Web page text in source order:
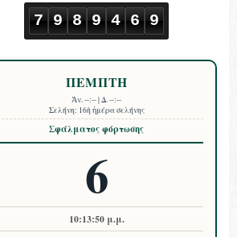
7 9 8 9 4 6 9
ΠΕΜΠΤΗ
Ἀν.--:--| Δ.--:--
Σελήνη: 16ὴ ἡμέρα σελήνης
Σφάλματος φόρτωσης
6
10:13:50 μ.μ.